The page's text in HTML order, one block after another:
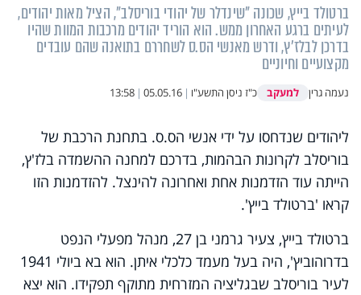
ברטולד בייץ, שכונה "שינדלר של יהודי בוריסלב", הציל מאות יהודים,
לעיתים ברגע האחרון ממש. הוא הוריד יהודים מרכבות המוות שהיו
בדרכן לבלז'ץ, ודרש מאנשי הס.ס לשחררם בתואנה שהם עובדים
מקצועיים וחיוניים
נעמה גרין למעקב כ"ז ניסן התשע"ו |
05.05.16
|
13:58
ליהודים שנדחסו על ידי אנשי הס.ס. בתחנת הרכבת של
בוריסלב לקרונות הבהמות, בדרכם למחנה ההשמדה בלז'ץ,
הייתה עוד הזדמנות אחת ואחרונה להינצל. להזדמנות הזו
קראו 'ברטולד בייץ'.
ברטולד בייץ, צעיר גרמני בן 27, מנהל מפעלי הנפט
בדרוהוביץ', היה בעל מעמד כלכלי איתן. הוא בא ביולי 1941
לעיר בוריסלב שבגליציה המזרחית מתוקף תפקידו. הוא יצא